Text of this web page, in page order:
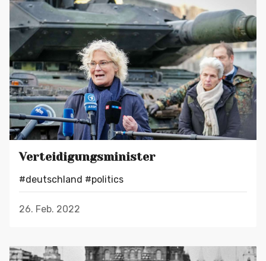
Verteidigungsminister
#deutschland #politics
26. Feb. 2022